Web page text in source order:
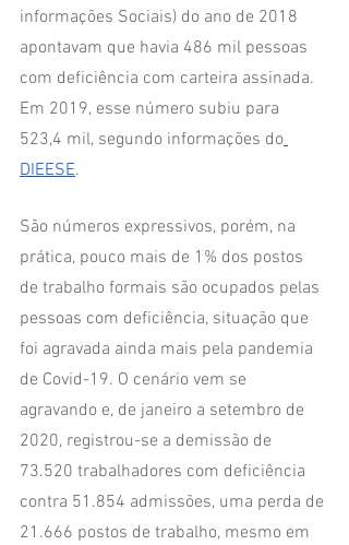
informações Sociais) do ano de 2018
apontavam que havia 486 mil pessoas
com deficiência com carteira assinada.
Em 2019, esse número subiu para
523,4 mil, segundo informações do
DIEESE.
São números expressivos, porém, na
prática, pouco mais de 1% dos postos
de trabalho formais são ocupados pelas
pessoas com deficiência, situação que
foi agravada ainda mais pela pandemia
de Covid-19. O cenário vem se
agravando e, de janeiro a setembro de
2020, registrou-se a demissão de
73.520 trabalhadores com deficiência
contra 51.854 admissões, uma perda de
21.666 postos de trabalho, mesmo em